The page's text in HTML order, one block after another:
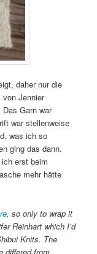
daher nur die
von Jennier
Garn war
war stellenweise
was ich so
ging das dann.
erst beim
mehr hätte
, so only to wrap it
Reinhart which I’d
Knits. The
differed from